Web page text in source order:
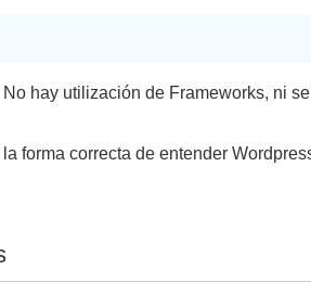
hay utilización de Frameworks, ni
la forma correcta de entender